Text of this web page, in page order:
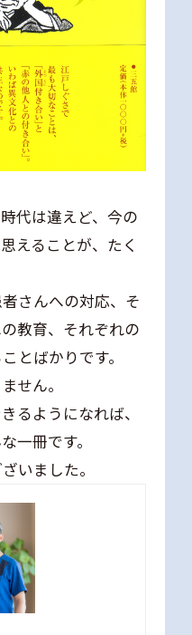
代は違えど、今の
えることが、たく
さんへの対応、そ
教育、それぞれの
とばかりです。
せん。
るようになれば、
一冊です。
いました。